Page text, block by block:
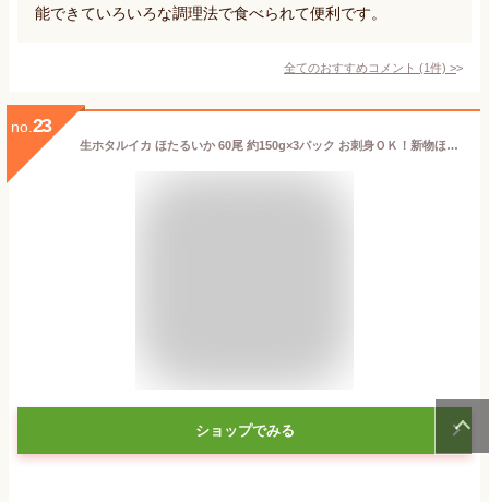
能できていろいろな調理法で食べられて便利です。
全てのおすすめコメント (1件) >
no. 23
生ホタルイカ ほたるいか 60尾 約150g×3パック お刺身ＯＫ！新物ほたるいか。シーズン最盛期！富山産ほたるいかは大きくぷりぷりの食感
ショップでみる